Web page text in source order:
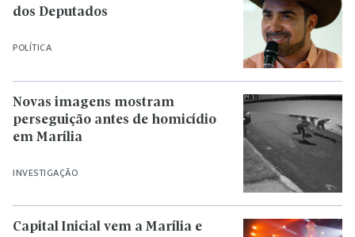
POLÍTICA
dos Deputados
INVESTIGAÇÃO
Novas imagens mostram
perseguição antes de homicídio
em Marília
Capital Inicial vem a Marília e